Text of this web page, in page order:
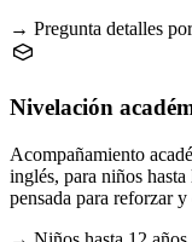
→ Pregunta detalles
Nivelación
Acompañamiento
inglés, para niños
pensada para reforzar